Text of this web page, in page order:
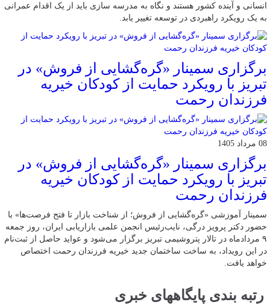
انسانی و آینده کشور هستند و نگاه به مدرسه‌ سازی باید از یک اقدام عمرانی
به یک رویکرد راهبردی در توسعه تغییر یابد.
برگزاری سمینار «گره‌گشایی از فروش» در
تبریز با رویکرد حمایت از کودکان خیریه
فرزندان رحمت
08 مرداد 1405
برگزاری سمینار «گره‌گشایی از فروش» در
تبریز با رویکرد حمایت از کودکان خیریه
فرزندان رحمت
سمینار آموزشی «گره‌گشایی از فروش؛ از شناخت بازار تا فتح فرصت‌ها» با
حضور دکتر پرویز درگی، نایب‌رئیس انجمن علمی بازاریابی ایران، روز جمعه
۹ مردادماه در تالار پتروشیمی تبریز برگزار می‌شود و عواید حاصل از ثبت‌نام
در این رویداد، به ساخت ساختمان جدید خیریه فرزندان رحمت اختصاص
خواهد یافت.
رتبه بندی پایگاههای خبری